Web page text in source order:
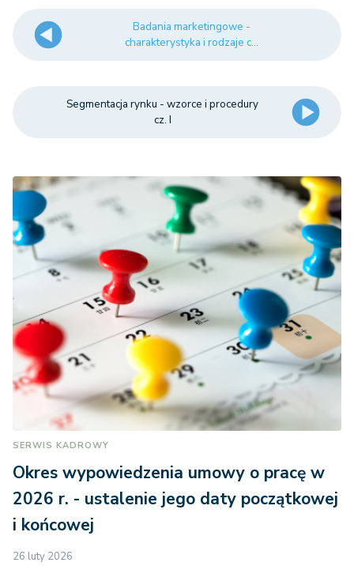
Badania marketingowe -
charakterystyka i rodzaje c...
Segmentacja rynku - wzorce i procedury
cz. I
SERWIS KADROWY
Okres wypowiedzenia umowy o pracę w
2026 r. - ustalenie jego daty początkowej
i końcowej
26 luty 2026